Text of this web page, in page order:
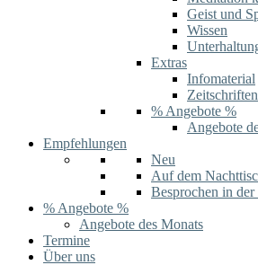
Geist und
Wissen
Extras
Infomaterial
Zeitschriften
% Angebote %
Angebote
Empfehlungen
Neu
Auf dem
Besprochen in
% Angebote %
Angebote des Monats
Termine
Über uns